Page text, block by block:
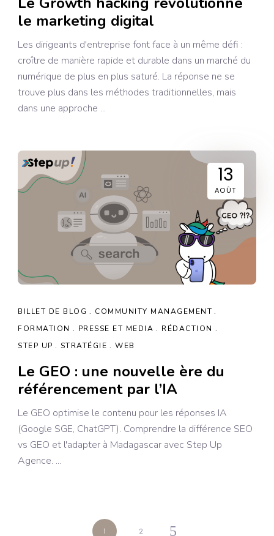
le marketing digital
Les dirigeants d'entreprise font face à un même défi :
croître de manière rapide et durable dans un marché du
numérique de plus en plus saturé. La réponse ne se
trouve plus dans les méthodes traditionnelles, mais
dans une approche
13
AOÛT
BILLET DE BLOG
COMMUNITY MANAGEMENT
FORMATION
PRESSE ET MEDIA
RÉDACTION
STEP UP
STRATÉGIE WEB
Le GEO : une nouvelle ère du
référencement par l’IA
Le GEO optimise le contenu pour les réponses IA
(Google SGE, ChatGPT). Comprendre la différence SEO
vs GEO et l'adapter à Madagascar avec Step Up
Agence.
1 2